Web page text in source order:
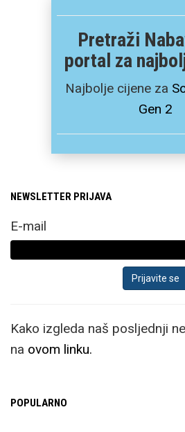
Pretraži
portal za
Najbolje cijene za
Gen 2
NEWSLETTER PRIJAVA
E-mail
Kako izgleda naš posljednji
na ovom linku.
POPULARNO